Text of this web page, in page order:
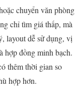
chuyển văn phòng
chỉ tìm giá thấp, mà
layout dễ sử dụng, vị
hợp đồng minh bạch.
thêm thời gian so
hợp hơn.